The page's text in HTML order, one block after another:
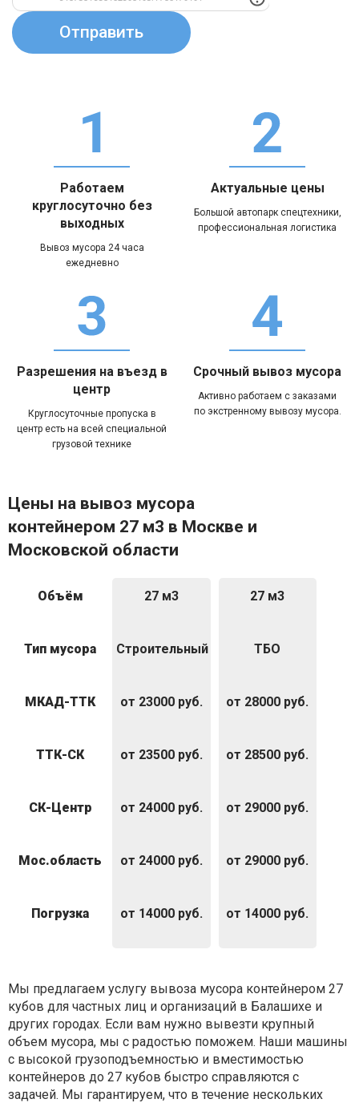
Работаем
круглосуточно без
выходных
Вывоз мусора 24 часа
ежедневно
Актуальные цены
Большой автопарк спецтехники,
профессиональная логистика
Разрешения на въезд в
центр
Круглосуточные пропуска в
центр есть на всей специальной
грузовой технике
Срочный вывоз мусора
Активно работаем с заказами
по экстренному вывозу мусора.
Цены на вывоз мусора
контейнером 27 м3 в Москве и
Московской области
Объём
Тип мусора
МКАД-ТТК
ТТК-СК
СК-Центр
Мос.область
Погрузка
27 м3
Строительный
от 23000 руб.
от 23500 руб.
от 24000 руб.
от 24000 руб.
от 14000 руб.
27 м3
ТБО
от 28000 руб.
от 28500 руб.
от 29000 руб.
от 29000 руб.
от 14000 руб.
Мы предлагаем услугу вывоза мусора контейнером 27
кубов для частных лиц и организаций в Балашихе и
других городах. Если вам нужно вывезти крупный
объем мусора, мы с радостью поможем. Наши машины
с высокой грузоподъемностью и вместимостью
контейнеров до 27 кубов быстро справляются с
задачей. Мы гарантируем, что в течение нескольких